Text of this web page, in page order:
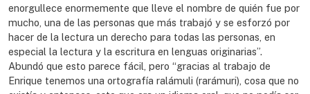
enorgullece enormemente que lleve el nombre de quién fue por
mucho, una de las personas que más trabajó y se esforzó por
hacer de la lectura un derecho para todas las personas, en
especial la lectura y la escritura en lenguas originarias”.
Abundó que esto parece fácil, pero “gracias al trabajo de
Enrique tenemos una ortografía ralámuli (rarámuri), cosa que no